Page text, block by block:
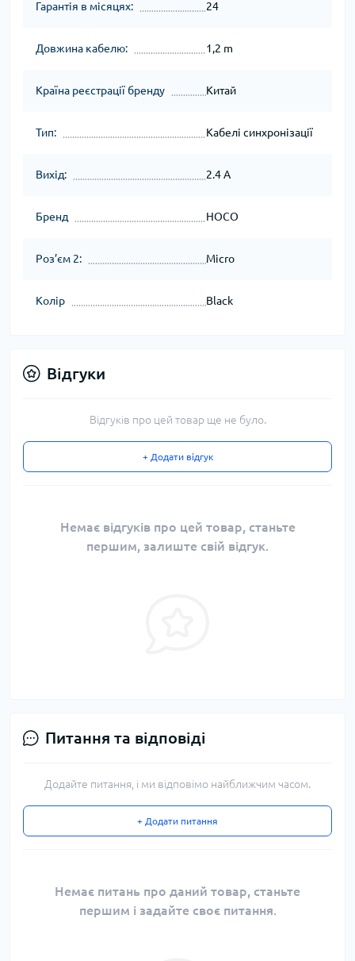
Гарантія в місяцях: 24
Довжина кабелю: 1,2 m
Країна реєстрації бренду Китай
Тип: Кабелі синхронізації
Вихід: 2.4 A
Бренд HOCO
Роз’єм 2: Micro
Колір Black
Відгуки
Відгуків про цей товар ще не було.
+ Додати відгук
Немає відгуків про цей товар, станьте
першим, залиште свій відгук.
Питання та відповіді
Додайте питання, і ми відповімо найближчим часом.
+ Додати питання
Немає питань про даний товар, станьте
першим і задайте своє питання.